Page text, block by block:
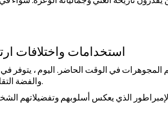
استخدامات واختلافات
والفضة التقليدية إلى مواد أكثر حداثة وابتكارا مثل التيتانيوم والفولاذ المقاوم للصدأ.
الإمبراطور الذي يعكس أسلوبهم